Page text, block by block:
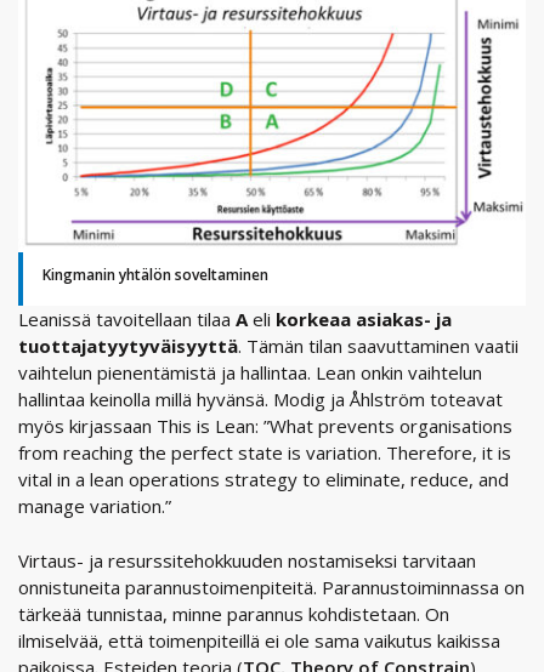
Kingmanin yhtälön soveltaminen
Leanissä tavoitellaan tilaa Aeli korkeaa asiakas- ja
tuottajatyytyväisyyttä. Tämän tilan saavuttaminen vaatii
vaihtelun pienentämistä ja hallintaa. Lean onkin vaihtelun
hallintaa keinolla millä hyvänsä. Modig ja Åhlström toteavat
myös kirjassaan This is Lean: ”What prevents organisations
from reaching the perfect state is variation. Therefore, it is
vital in a lean operations strategy to eliminate, reduce, and
manage variation.”
Virtaus- ja resurssitehokkuuden nostamiseksi tarvitaan
onnistuneita parannustoimenpiteitä. Parannustoiminnassa on
tärkeää tunnistaa, minne parannus kohdistetaan. On
ilmiselvää, että toimenpiteillä ei ole sama vaikutus kaikissa
paikoissa. Esteiden teoria (TOC, Theory of Constrain)